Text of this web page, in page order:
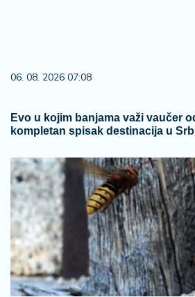
06. 08. 2026 07:08
Evo u kojim banjama važi vaučer
kompletan spisak destinacija u